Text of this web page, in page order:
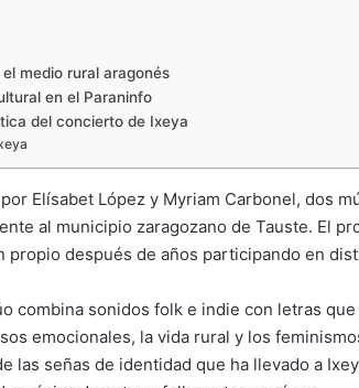
medio rural aragonés
en el Paraninfo
del concierto de Ixeya
Elísabet López y Myriam Carbonel, dos
al municipio zaragozano de Tauste. El
propio después de años participando en
combina sonidos folk e indie con letras
emocionales, la vida rural y los
las señas de identidad que ha llevado a